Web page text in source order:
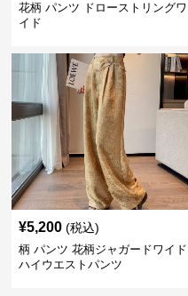
花柄 パンツ ドローストリングワ
イド
¥5,200 (税込)
柄 パンツ 花柄ジャガードワイド
ハイウエストパンツ